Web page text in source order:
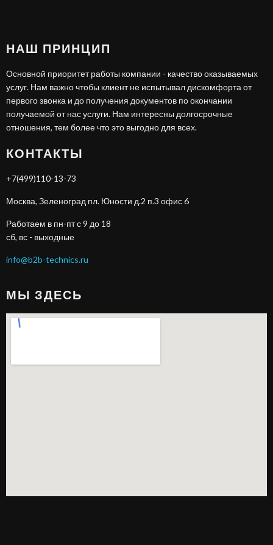
НАШ ПРИНЦИП
Основной приоритет работы компании - качество оказываемых
услуг. Нам важно чтобы клиент не испытывал дискомфорта от
первого звонка и до получения документов по окончании
получаемой от нас услуги. Нам интересны долгосрочные
отношения, тем более что это выгодно для всех.
КОНТАКТЫ
+7(499)110-13-73
Москва, Зеленоград пл. Юности д.2 п.3 офис 6
Работаем в пн-пт с 9 до 18
сб, вс - выходные
info@b2b-technics.ru
МЫ ЗДЕСЬ